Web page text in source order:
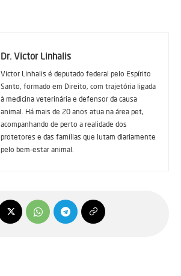
Dr. Victor Linhalis
Victor Linhalis é deputado federal pelo Espírito
Santo, formado em Direito, com trajetória ligada
à medicina veterinária e defensor da causa
animal. Há mais de 20 anos atua na área pet,
acompanhando de perto a realidade dos
protetores e das famílias que lutam diariamente
pelo bem-estar animal.